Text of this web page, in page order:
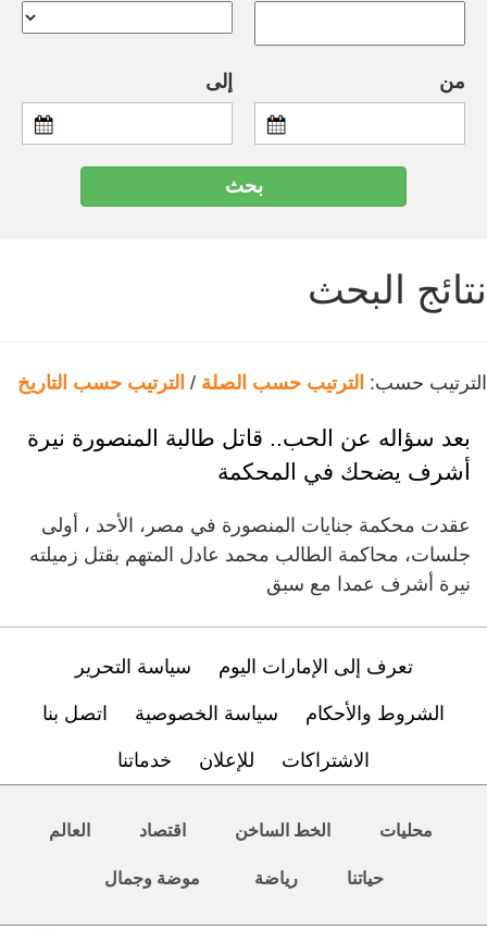
من إلى
نتائج البحث
الترتيب حسب: الترتيب حسب الصلة / الترتيب حسب التاريخ
بعد سؤاله عن الحب.. قاتل طالبة المنصورة نيرة
أشرف يضحك في المحكمة
عقدت محكمة جنايات المنصورة في مصر، الأحد ، أولى
جلسات، محاكمة الطالب محمد عادل المتهم بقتل زميلته
نيرة أشرف عمدا مع سبق
تعرف إلى الإمارات اليوم سياسة التحرير
الشروط والأحكام سياسة الخصوصية اتصل بنا
الاشتراكات للإعلان خدماتنا
محليات الخط الساخن اقتصاد العالم
حياتنا رياضة موضة وجمال